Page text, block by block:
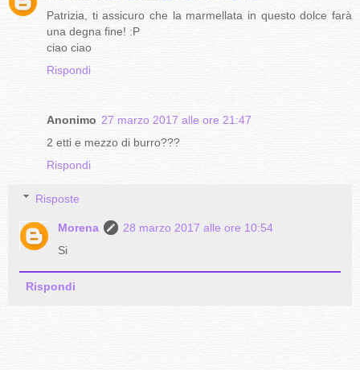
Patrizia, ti assicuro che la marmellata in questo dolce farà
una degna fine! :P
ciao ciao
Rispondi
Anonimo 27 marzo 2017 alle ore 21:47
2 etti e mezzo di burro???
Rispondi
Risposte
Morena
28 marzo 2017 alle ore 10:54
Si
Rispondi